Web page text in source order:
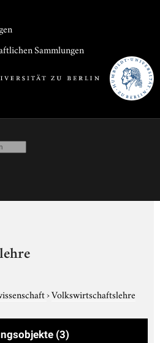
Sammlungen
›Volkswirtschaftslehre
(3)